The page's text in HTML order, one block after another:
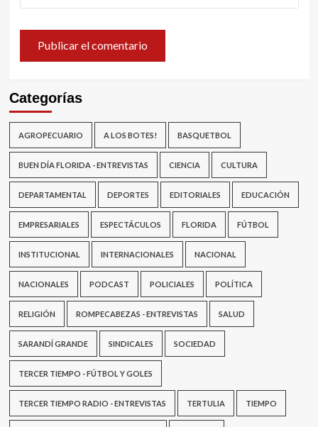
Categorías
AGROPECUARIO A LOS BOTES! BASQUETBOL
BUEN DÍA FLORIDA - ENTREVISTAS CIENCIA CULTURA
DEPARTAMENTAL DEPORTES EDITORIALES EDUCACIÓN
EMPRESARIALES ESPECTÁCULOS FLORIDA FÚTBOL
INSTITUCIONAL INTERNACIONALES NACIONAL
NACIONALES PODCAST POLICIALES POLÍTICA
RELIGIÓN ROMPECABEZAS - ENTREVISTAS SALUD
SARANDÍ GRANDE SINDICALES SOCIEDAD
TERCER TIEMPO - FÚTBOL Y GOLES
TERCER TIEMPO RADIO - ENTREVISTAS TERTULIA TIEMPO